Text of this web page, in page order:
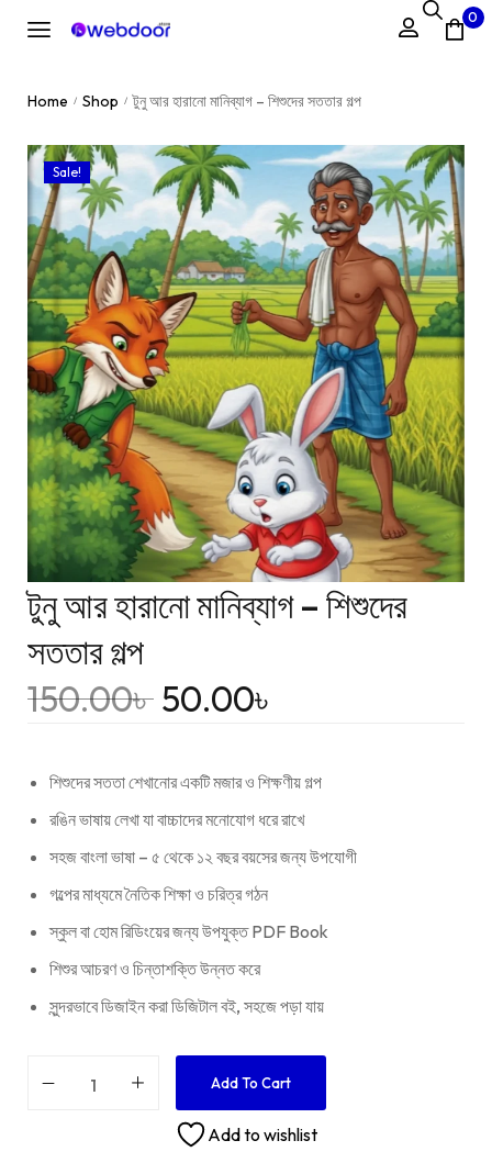
0
Home / Shop / টুনু আর হারানো মানিব্যাগ – শিশুদের সততার গল্প
Sale!
টুনু আর হারানো মানিব্যাগ – শিশুদের
সততার গল্প
150.00৳ 50.00৳
শিশুদের সততা শেখানোর একটি মজার ও শিক্ষণীয় গল্প
রঙিন ভাষায় লেখা যা বাচ্চাদের মনোযোগ ধরে রাখে
সহজ বাংলা ভাষা – ৫ থেকে ১২ বছর বয়সের জন্য উপযোগী
গল্পের মাধ্যমে নৈতিক শিক্ষা ও চরিত্র গঠন
স্কুল বা হোম রিডিংয়ের জন্য উপযুক্ত PDF Book
শিশুর আচরণ ও চিন্তাশক্তি উন্নত করে
সুন্দরভাবে ডিজাইন করা ডিজিটাল বই, সহজে পড়া যায়
Add To Cart
Add to wishlist